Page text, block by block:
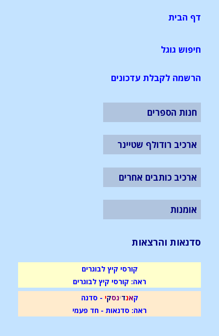
דף הבית
חיפוש גוגל
הרשמה לקבלת עדכונים
חנות הספרים
ארכיב רודולף שטיינר
ארכיב כותבים אחרים
אומנות
סדנאות והרצאות
קורסי קיץ לבוגרים
ראה: קורסי קיץ לבוגרים
קאנדינסקי - סדנה
ראה: סדנאות - חד פעמי